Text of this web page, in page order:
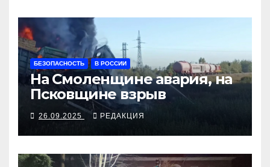
БЕЗОПАСНОСТЬ В РОССИИ
На Смоленщине авария, на
Псковщине взрыв
26.09.2025 РЕДАКЦИЯ